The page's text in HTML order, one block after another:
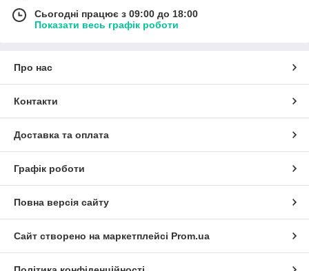
Сьогодні працює з 09:00 до 18:00
Показати весь графік роботи
Про нас
Контакти
Доставка та оплата
Графік роботи
Повна версія сайту
Сайт створено на маркетплейсі Prom.ua